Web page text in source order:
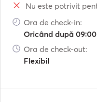
Nu este potrivit
Ora de check-in:
Oricând după 09:00
Ora de check-out:
Flexibil